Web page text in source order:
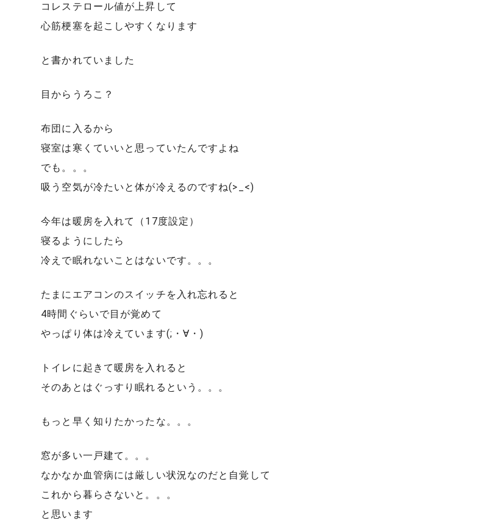
コレステロール値が上昇して
心筋梗塞を起こしやすくなります
と書かれていました
目からうろこ？
布団に入るから
寝室は寒くていいと思っていたんですよね
でも。。。
吸う空気が冷たいと体が冷えるのですね(>_<)
今年は暖房を入れて（17度設定）
寝るようにしたら
冷えで眠れないことはないです。。。
たまにエアコンのスイッチを入れ忘れると
4時間ぐらいで目が覚めて
やっぱり体は冷えています(;・∀・)
トイレに起きて暖房を入れると
そのあとはぐっすり眠れるという。。。
もっと早く知りたかったな。。。
窓が多い一戸建て。。。
なかなか血管病には厳しい状況なのだと自覚して
これから暮らさないと。。。
と思います